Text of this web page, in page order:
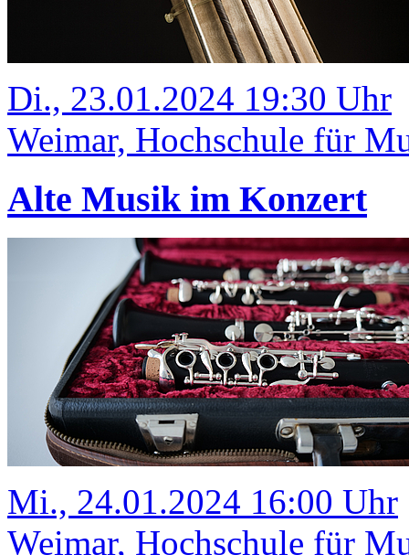
Di., 23.01.2024 19:30 Uhr
Weimar, Hochschule für
Alte Musik im Konzert
Mi., 24.01.2024 16:00 Uhr
Weimar, Hochschule für